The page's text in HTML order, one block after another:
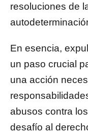
resoluciones de
En esencia,
un paso crucial
una acción
abusos contra
desafío al